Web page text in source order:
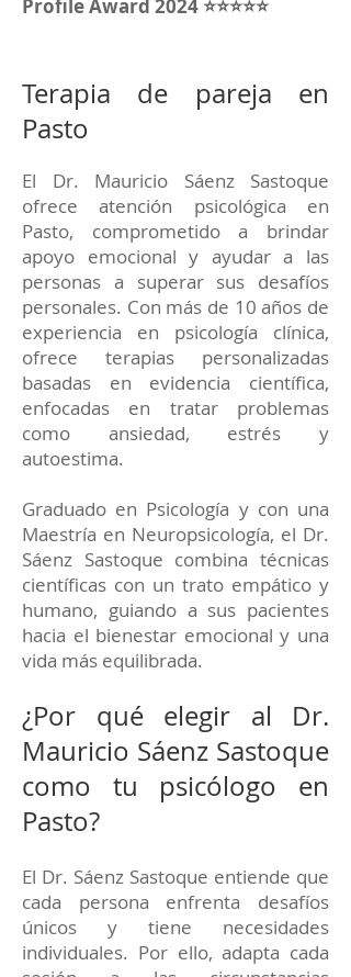
Profile Award 2024 ⭐⭐⭐⭐⭐
Terapia de pareja en
Pasto
El Dr. Mauricio Sáenz Sastoque
ofrece atención psicológica en
Pasto, comprometido a brindar
apoyo emocional y ayudar a las
personas a superar sus desafíos
personales. Con más de 10 años de
experiencia en psicología clínica,
ofrece terapias personalizadas
basadas en evidencia científica,
enfocadas en tratar problemas
como ansiedad, estrés y
autoestima.
Graduado en Psicología y con una
Maestría en Neuropsicología, el Dr.
Sáenz Sastoque combina técnicas
científicas con un trato empático y
humano, guiando a sus pacientes
hacia el bienestar emocional y una
vida más equilibrada.
¿Por qué elegir al Dr.
Mauricio Sáenz Sastoque
como tu psicólogo en
Pasto?
El Dr. Sáenz Sastoque entiende que
cada persona enfrenta desafíos
únicos y tiene necesidades
individuales. Por ello, adapta cada